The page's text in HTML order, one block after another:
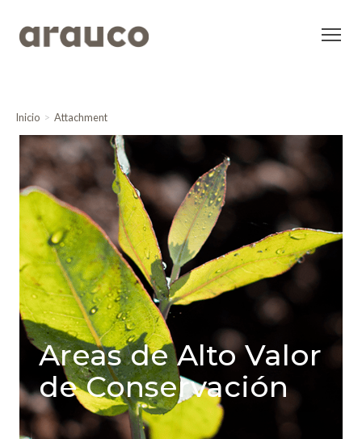
Inicio Attachment
Areas de Alto Valor
de Conservación